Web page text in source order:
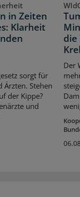
in Zeiten
Klarheit
sorgt für
Stehen
der Kippe?
und
die
Der